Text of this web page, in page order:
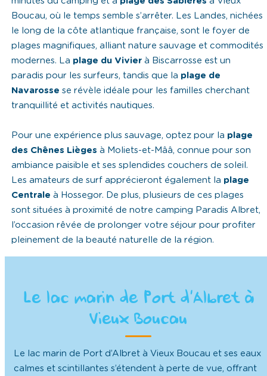
Boucau, où le temps semble s’arrêter. Les Landes, nichées
le long de la côte atlantique française, sont le foyer de
plages magnifiques, alliant nature sauvage et commodités
modernes. La plage du Vivier à Biscarrosse est un
paradis pour les surfeurs, tandis que la plage de
Navarosse se révèle idéale pour les familles cherchant
tranquillité et activités nautiques.
Pour une expérience plus sauvage, optez pour la plage
des Chênes Lièges à Moliets-et-Mââ, connue pour son
ambiance paisible et ses splendides couchers de soleil.
Les amateurs de surf apprécieront également la plage
Centrale à Hossegor. De plus, plusieurs de ces plages
sont situées à proximité de notre camping Paradis Albret,
l’occasion rêvée de prolonger votre séjour pour profiter
pleinement de la beauté naturelle de la région.
Le lac marin de Port d’Albret à
Vieux Boucau
Le lac marin de Port d’Albret à Vieux Boucau et ses eaux
calmes et scintillantes s’étendent à perte de vue, offrant